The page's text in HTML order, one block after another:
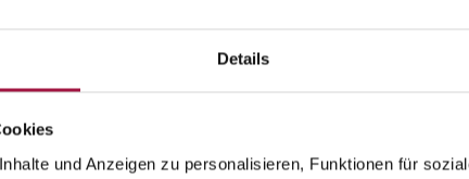
Details
und Anzeigen zu personalisieren, Funktionen für